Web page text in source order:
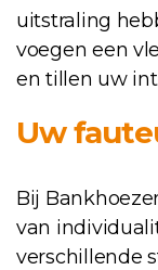
uitstraling
voegen een
en tillen uw
Uw
Bij
van
verschillende